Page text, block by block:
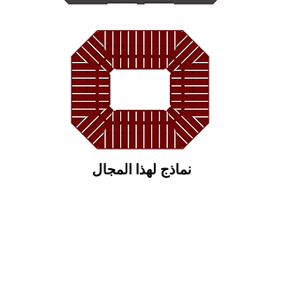
نماذج لهذا المجال